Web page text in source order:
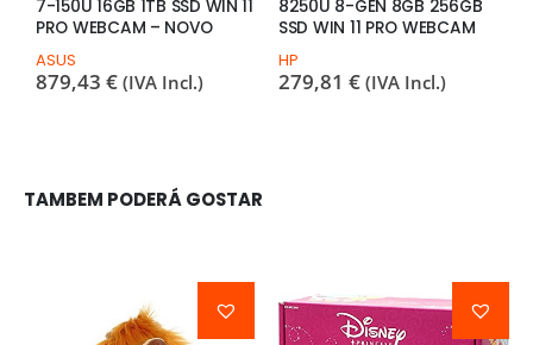
7-150U 16GB 1TB SSD WIN 11
PRO WEBCAM – NOVO
ASUS
879,43 € (IVA Incl.)
8250U 8-GEN 8GB 256GB
SSD WIN 11 PRO WEBCAM
HP
279,81 € (IVA Incl.)
TAMBEM PODERÁ GOSTAR